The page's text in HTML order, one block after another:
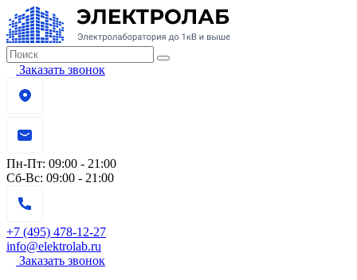
Заказать звонок
Пн-Пт: 09:00 - 21:00
Сб-Вс: 09:00 - 21:00
+7 (495) 478-12-27
info@elektrolab.ru
Заказать звонок